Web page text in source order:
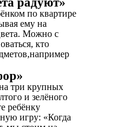
по квартире
ему на
Можно с
кто
три крупных
и зелёного
ребёнку
игру: «Когда